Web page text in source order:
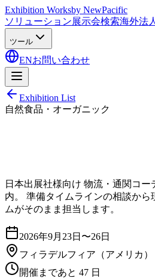
Exhibition Worksby NewPacific
ソリューション展示会検索海外法
ツール
ENお問い合わせ
Exhibition List
自然食品・オーガニック
日本出展社様向け 物流・通関コ
内。 準備タイムラインの相談から
ムがそのまま担当します。
2026年9月23日〜26日
フィラデルフィア （アメリカ）
開催まであと 47 日